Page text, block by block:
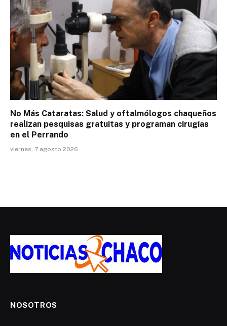
No Más Cataratas: Salud y oftalmólogos chaqueños
realizan pesquisas gratuitas y programan cirugías
en el Perrando
viernes, 7 agosto 2026
NOSOTROS